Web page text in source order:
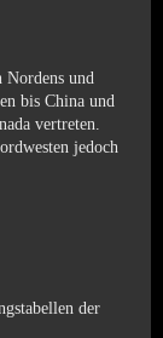
Nordens und
bis China und
vertreten.
jedoch
der